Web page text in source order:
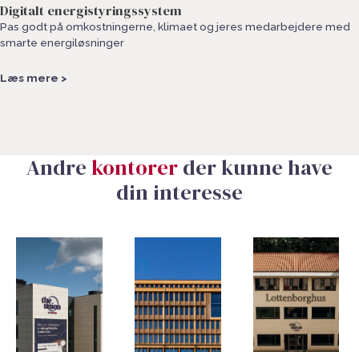
Digitalt energistyringssystem
Pas godt på omkostningerne, klimaet og jeres medarbejdere med
smarte energiløsninger
Læs mere >
Andre kontorerder kunne have
din interesse